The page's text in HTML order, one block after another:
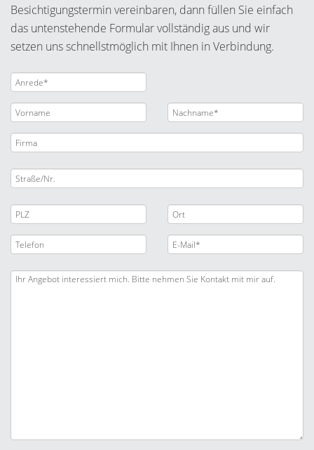
Besichtigungstermin vereinbaren, dann füllen Sie einfach
das untenstehende Formular vollständig aus und wir
setzen uns schnellstmöglich mit Ihnen in Verbindung.